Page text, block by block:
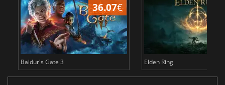
36.07€
Baldur's Gate 3 Elden Ring